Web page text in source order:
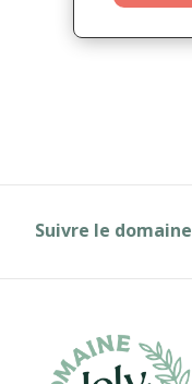
Suivre le domaine